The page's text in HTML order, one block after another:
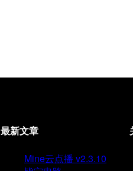
最新文章
Mine云点播 v2.3.10